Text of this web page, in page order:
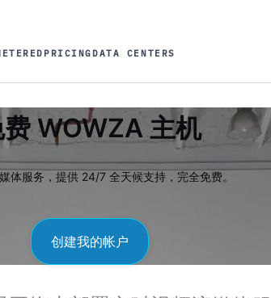
PRICING DATA CENTERS
WOWZA 主机
体服务，提供 24/7 全天候支持，完全免费。
创建我的帐户